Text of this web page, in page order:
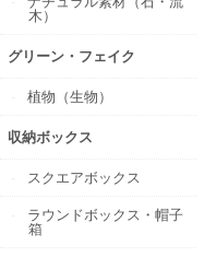
木）
グリーン・フェイク
植物（生物）
収納ボックス
スクエアボックス
ラウンドボックス・帽子
箱